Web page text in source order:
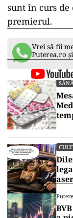
sunt în curs de
premierul.
Vrei să fii
Puterea.ro